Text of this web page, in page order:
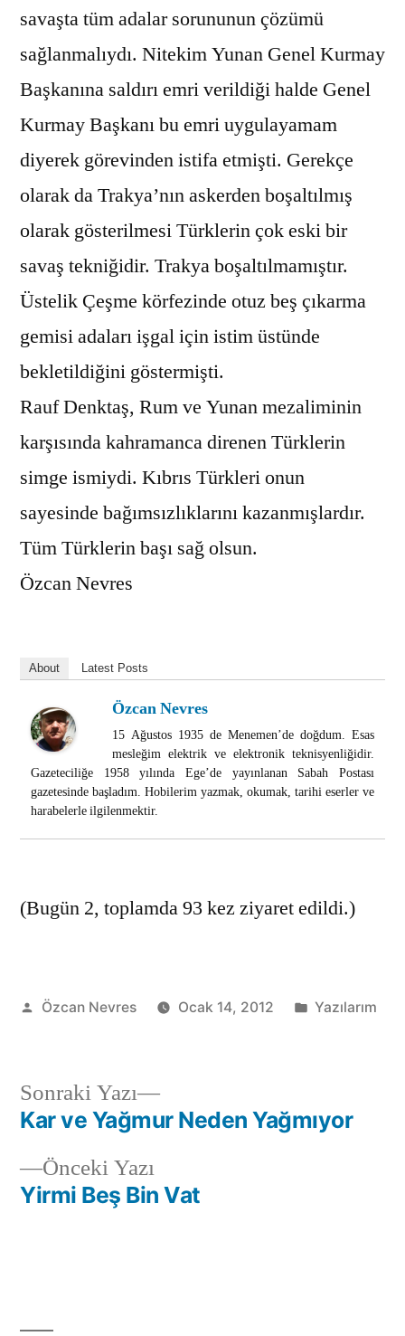
savaşta tüm adalar sorununun çözümü
sağlanmalıydı. Nitekim Yunan Genel Kurmay
Başkanına saldırı emri verildiği halde Genel
Kurmay Başkanı bu emri uygulayamam
diyerek görevinden istifa etmişti. Gerekçe
olarak da Trakya’nın askerden boşaltılmış
olarak gösterilmesi Türklerin çok eski bir
savaş tekniğidir. Trakya boşaltılmamıştır.
Üstelik Çeşme körfezinde otuz beş çıkarma
gemisi adaları işgal için istim üstünde
bekletildiğini göstermişti.
Rauf Denktaş, Rum ve Yunan mezaliminin
karşısında kahramanca direnen Türklerin
simge ismiydi. Kıbrıs Türkleri onun
sayesinde bağımsızlıklarını kazanmışlardır.
Tüm Türklerin başı sağ olsun.
Özcan Nevres
About Latest Posts
Özcan Nevres
15 Ağustos 1935 de Menemen’de doğdum. Esas
mesleğim elektrik ve elektronik teknisyenliğidir.
Gazeteciliğe 1958 yılında Ege’de yayınlanan Sabah Postası
gazetesinde başladım. Hobilerim yazmak, okumak, tarihi eserler ve
harabelerle ilgilenmektir.
(Bugün 2, toplamda 93 kez ziyaret edildi.)
Gönderen:
Özcan Nevres Ocak 14, 2012 Kategori:
Yazılarım
Yazı
gezinmesi
Önceki YazıÖnceki
yazı:
Yirmi Beş Bin Vat
Sonraki Yazı
Sonraki
yazı:
Kar ve Yağmur Neden Yağmıyor